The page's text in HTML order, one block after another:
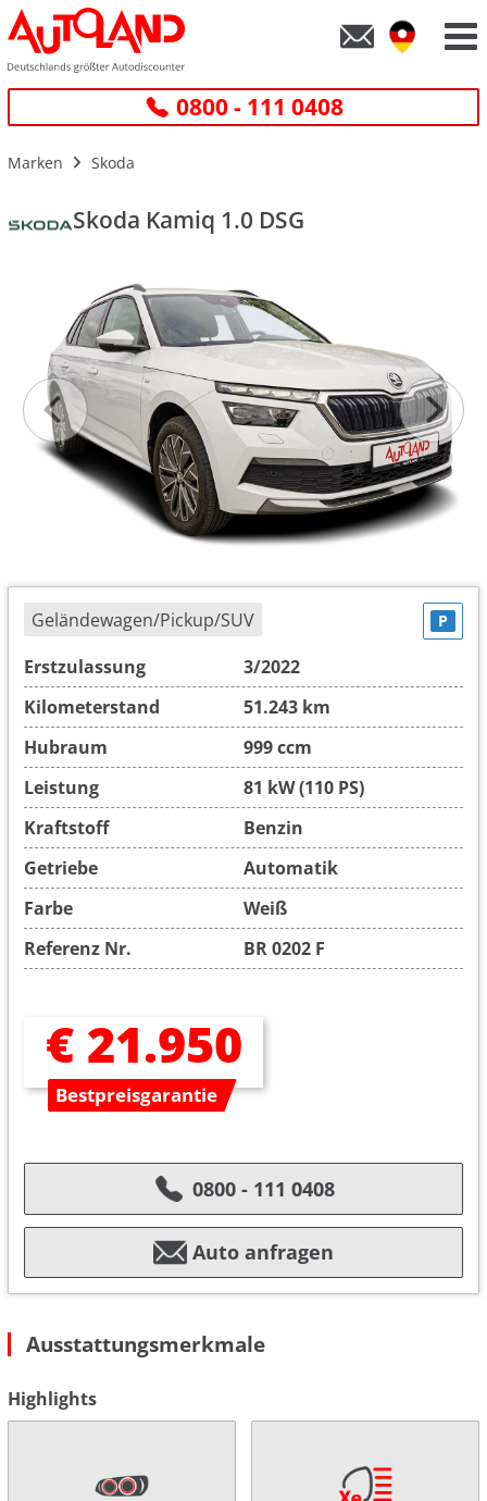
0800 - 111 0408
Marken Skoda
Skoda Kamiq 1.0 DSG
Geländewagen/Pickup/SUV P
Erstzulassung
3/2022
Kilometerstand
51.243 km
Hubraum
999 ccm
Leistung
81 kW (110 PS)
Kraftstoff
Benzin
Getriebe
Automatik
Farbe
Weiß
Referenz Nr.
BR 0202 F
€ 21.950
Bestpreisgarantie
0800 - 111 0408
Auto anfragen
Ausstattungsmerkmale
Highlights